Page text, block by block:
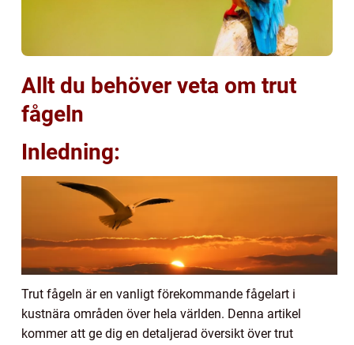
Allt du behöver veta om trut
fågeln
Inledning:
Trut fågeln är en vanligt förekommande fågelart i
kustnära områden över hela världen. Denna artikel
kommer att ge dig en detaljerad översikt över trut